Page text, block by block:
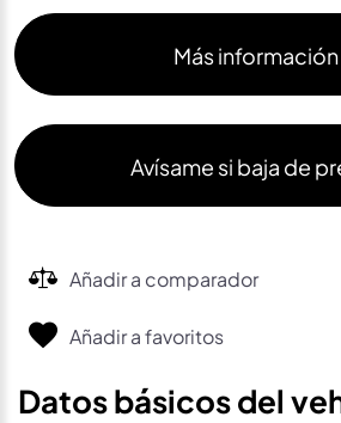
Más información
Avísame si baja de
Añadir a comparador
Añadir a favoritos
Datos básicos del